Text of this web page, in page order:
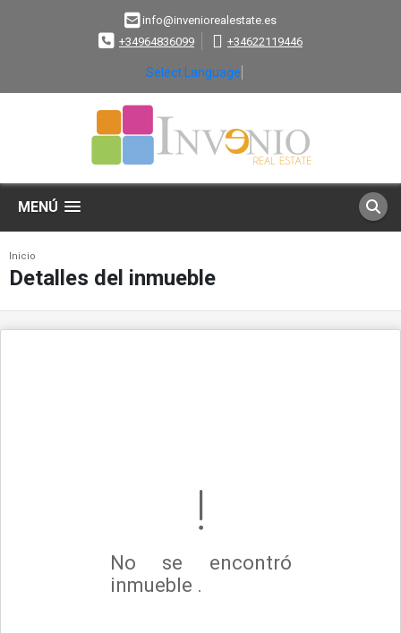
info@inveniorealestate.es
+34964836099
+34622119446
Select Language
MENÚ
Inicio
Detalles del inmueble
No se encontró
inmueble .